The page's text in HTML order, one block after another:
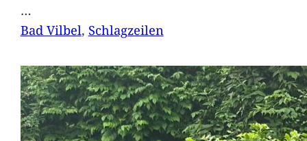
…
Bad Vilbel, Schlagzeilen